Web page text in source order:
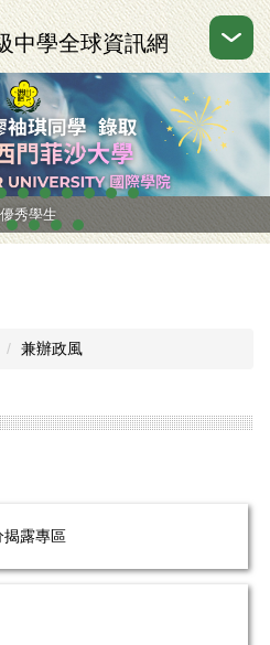
中學全球資訊網
秀學生
兼辦政風
揭露專區